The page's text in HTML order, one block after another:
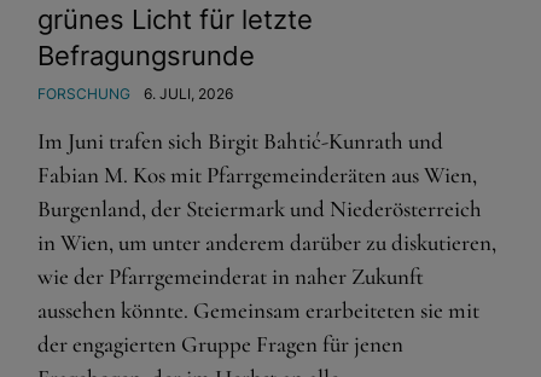
grünes Licht für letzte
Befragungsrunde
FORSCHUNG 6. JULI, 2026
Im Juni trafen sich Birgit Bahtić-Kunrath und
Fabian M. Kos mit Pfarrgemeinderäten aus Wien,
Burgenland, der Steiermark und Niederösterreich
in Wien, um unter anderem darüber zu diskutieren,
wie der Pfarrgemeinderat in naher Zukunft
aussehen könnte. Gemeinsam erarbeiteten sie mit
der engagierten Gruppe Fragen für jenen